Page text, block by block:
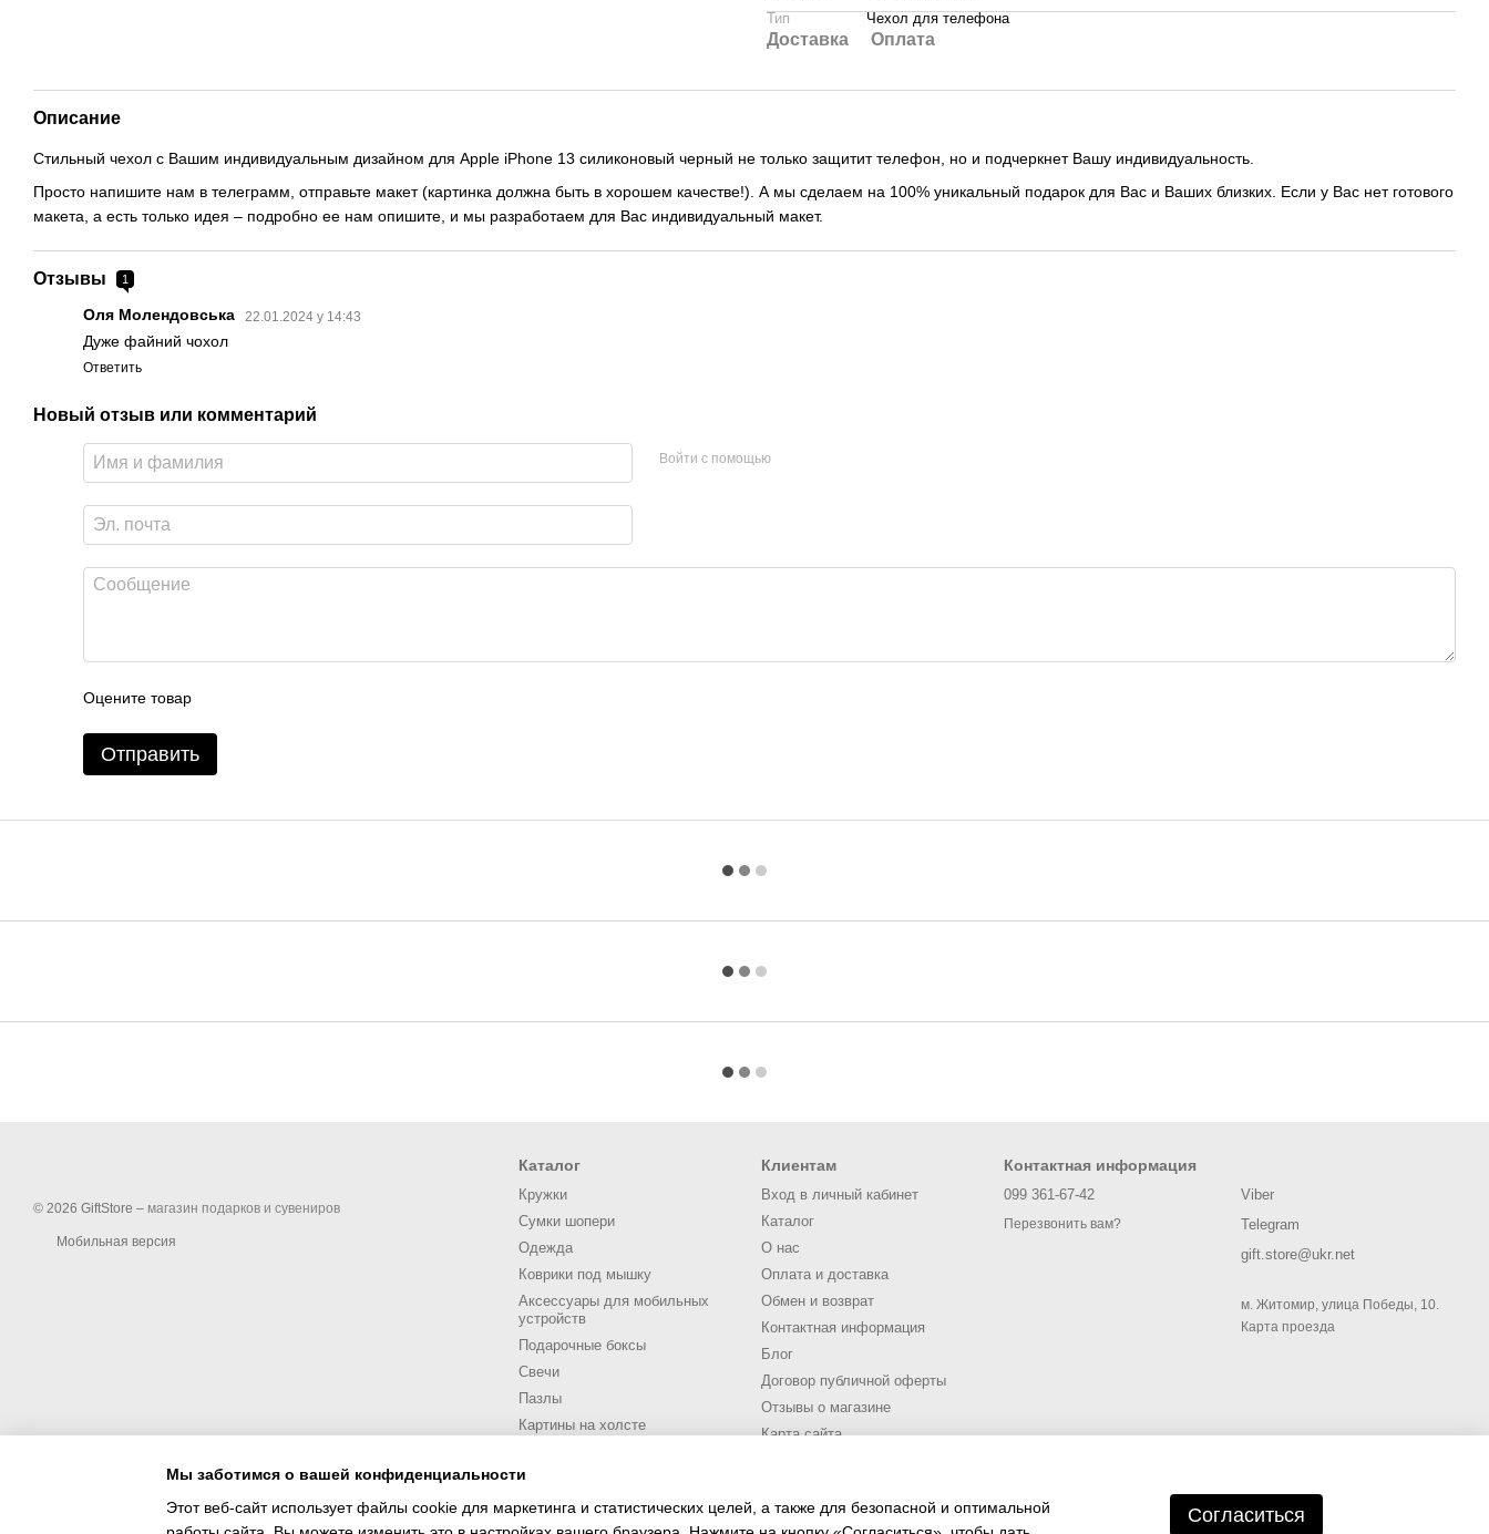
Тип
Чехол для телефона
Доставка Оплата
Описание
Стильный чехол с Вашим индивидуальным дизайном для Apple iPhone 13 силиконовый черный не только защитит телефон, но и подчеркнет Вашу индивидуальность.
Просто напишите нам в телеграмм, отправьте макет (картинка должна быть в хорошем качестве!). А мы сделаем на 100% уникальный подарок для Вас и Ваших близких. Если у Вас нет готового
макета, а есть только идея – подробно ее нам опишите, и мы разработаем для Вас индивидуальный макет.
Отзывы 1
Оля Молендовська 22.01.2024 у 14:43
Дуже файний чохол
Ответить
Новый отзыв или комментарий
Войти с помощью
Оцените товар
Отправить
© 2026 GiftStore – магазин подарков и сувениров
Мобильная версия
Каталог
Кружки
Сумки шопери
Одежда
Коврики под мышку
Аксессуары для мобильных
устройств
Подарочные боксы
Свечи
Пазлы
Картины на холсте
Новогодние игрушки
Разное
Клиентам
Вход в личный кабинет
Каталог
О нас
Оплата и доставка
Обмен и возврат
Контактная информация
Блог
Договор публичной оферты
Отзывы о магазине
Карта сайта
Контактная информация
099 361-67-42
Перезвонить вам?
Viber
Telegram
gift.store@ukr.net
м. Житомир, улица Победы, 10.
Карта проезда
Мы заботимся о вашей конфиденциальности
Этот веб-сайт использует файлы cookie для маркетинга и статистических целей, а также для безопасной и оптимальной
Согласиться